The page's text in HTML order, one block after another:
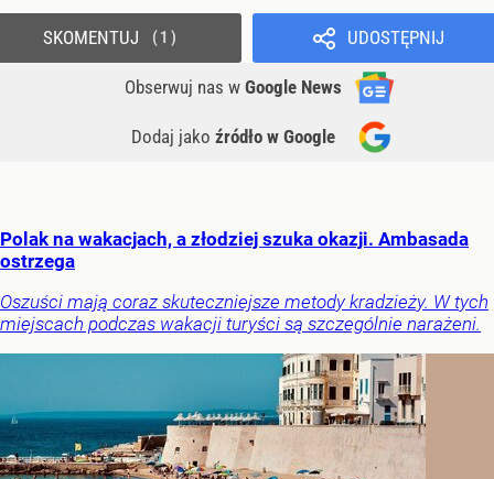
UDOSTĘPNIJ
Obserwuj nas w Google News
Dodaj jako źródło w Google
SKOMENTUJ 1
Polak na wakacjach, a złodziej szuka okazji. Ambasada
ostrzega
Oszuści mają coraz skuteczniejsze metody kradzieży. W tych
miejscach podczas wakacji turyści są szczególnie narażeni.